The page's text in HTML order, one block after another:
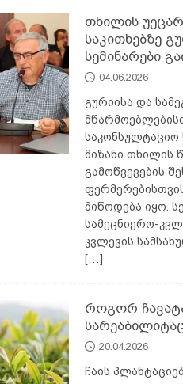
თხილის
საკითხებზე
სემინარები
04.06.2026
გურიისა და
საკონსულტაციო
მიზანი თხილის
გამოწვევების
მიწოდება იყო.
სამეცნიერო-
კვლევის
[…]
როგორ
20.04.2026
ჩაის